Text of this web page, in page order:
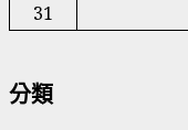
31
分類